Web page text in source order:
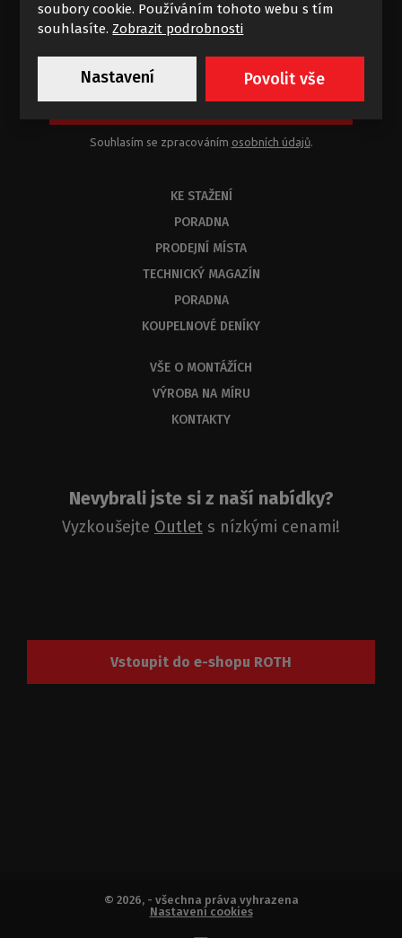
Chci dostávat výhodné nabídky
Souhlasím se zpracováním osobních údajů.
KE STAŽENÍ
PORADNA
PRODEJNÍ MÍSTA
TECHNICKÝ MAGAZÍN
PORADNA
KOUPELNOVÉ DENÍKY
VŠE O MONTÁŽÍCH
VÝROBA NA MÍRU
KONTAKTY
Nevybrali jste si z naší nabídky?
Vyzkoušejte Outlet s nízkými cenami!
Vstoupit do e-shopu ROTH
© 2026, - všechna práva vyhrazena
Nastavení cookies
soubory cookie. Používáním tohoto webu s tím
souhlasíte.Zobrazit podrobnosti
Nastavení Povolit vše